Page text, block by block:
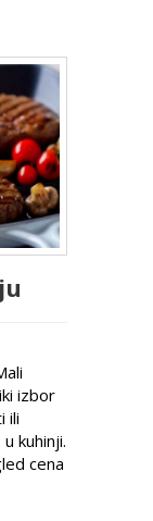
izbor
ili
kuhinji.
cena